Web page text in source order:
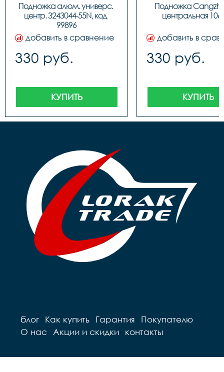
Подножка алюм. универс.
центр. 3243044-55N, код
99896
добавить в сравнение
330 руб.
КУПИТЬ
Подножка
центральная
добавить в
330 руб.
КУПИТЬ
блог Как купить Гарантия
Покупателю
О нас
Акции и скидки контакты